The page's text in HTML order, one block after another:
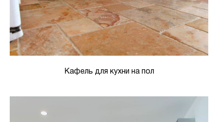
Кафель для кухни на пол